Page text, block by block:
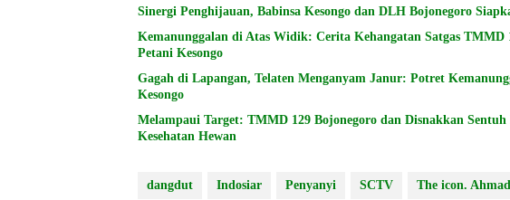
Sinergi Penghijauan, Babinsa Kesongo dan DLH Bojonegoro
Kemanunggalan di Atas Widik: Cerita Kehangatan Satgas TMMD
Petani Kesongo
Gagah di Lapangan, Telaten Menganyam Janur: Potret
Kesongo
Melampaui Target: TMMD 129 Bojonegoro dan Disnakkan
Kesehatan Hewan
dangdut Indosiar Penyanyi SCTV The icon.